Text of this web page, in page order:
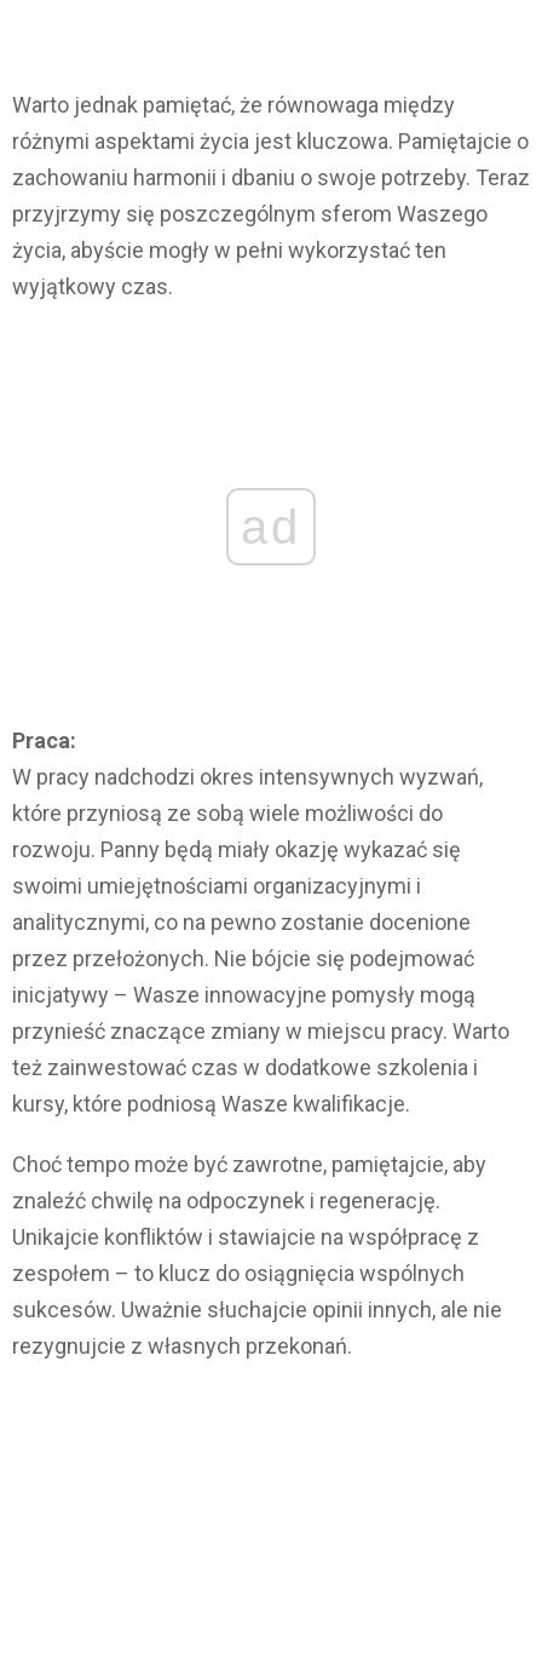
Warto jednak pamiętać, że równowaga między
różnymi aspektami życia jest kluczowa. Pamiętajcie o
zachowaniu harmonii i dbaniu o swoje potrzeby. Teraz
przyjrzymy się poszczególnym sferom Waszego
życia, abyście mogły w pełni wykorzystać ten
wyjątkowy czas.
ad
Praca:
W pracy nadchodzi okres intensywnych wyzwań,
które przyniosą ze sobą wiele możliwości do
rozwoju. Panny będą miały okazję wykazać się
swoimi umiejętnościami organizacyjnymi i
analitycznymi, co na pewno zostanie docenione
przez przełożonych. Nie bójcie się podejmować
inicjatywy – Wasze innowacyjne pomysły mogą
przynieść znaczące zmiany w miejscu pracy. Warto
też zainwestować czas w dodatkowe szkolenia i
kursy, które podniosą Wasze kwalifikacje.
Choć tempo może być zawrotne, pamiętajcie, aby
znaleźć chwilę na odpoczynek i regenerację.
Unikajcie konfliktów i stawiajcie na współpracę z
zespołem – to klucz do osiągnięcia wspólnych
sukcesów. Uważnie słuchajcie opinii innych, ale nie
rezygnujcie z własnych przekonań.